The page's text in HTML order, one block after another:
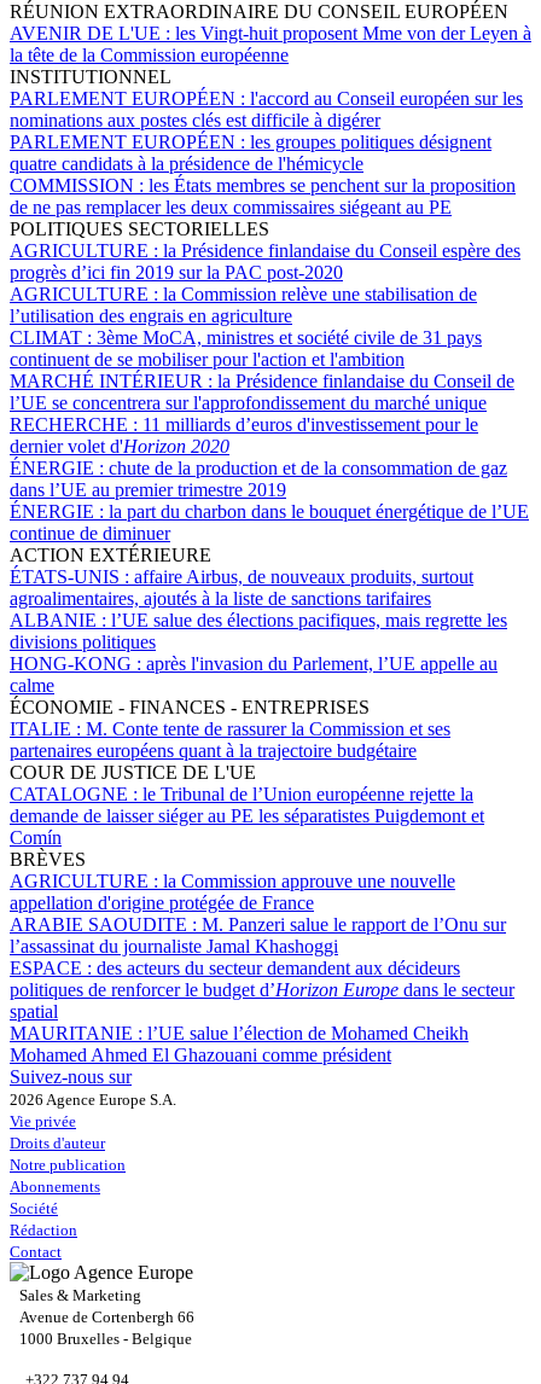
RÉUNION EXTRAORDINAIRE DU CONSEIL EUROPÉEN
AVENIR DE L'UE : les Vingt-huit proposent Mme von der Leyen à
la tête de la Commission européenne
INSTITUTIONNEL
PARLEMENT EUROPÉEN : l'accord au Conseil européen sur les
nominations aux postes clés est difficile à digérer
PARLEMENT EUROPÉEN : les groupes politiques désignent
quatre candidats à la présidence de l'hémicycle
COMMISSION : les États membres se penchent sur la proposition
de ne pas remplacer les deux commissaires siégeant au PE
POLITIQUES SECTORIELLES
AGRICULTURE : la Présidence finlandaise du Conseil espère des
progrès d’ici fin 2019 sur la PAC post-2020
AGRICULTURE : la Commission relève une stabilisation de
l’utilisation des engrais en agriculture
CLIMAT : 3ème MoCA, ministres et société civile de 31 pays
continuent de se mobiliser pour l'action et l'ambition
MARCHÉ INTÉRIEUR : la Présidence finlandaise du Conseil de
l’UE se concentrera sur l'approfondissement du marché unique
RECHERCHE : 11 milliards d’euros d'investissement pour le
dernier volet d'Horizon 2020
ÉNERGIE : chute de la production et de la consommation de gaz
dans l’UE au premier trimestre 2019
ÉNERGIE : la part du charbon dans le bouquet énergétique de l’UE
continue de diminuer
ACTION EXTÉRIEURE
ÉTATS-UNIS : affaire Airbus, de nouveaux produits, surtout
agroalimentaires, ajoutés à la liste de sanctions tarifaires
ALBANIE : l’UE salue des élections pacifiques, mais regrette les
divisions politiques
HONG-KONG : après l'invasion du Parlement, l’UE appelle au
calme
ÉCONOMIE - FINANCES - ENTREPRISES
ITALIE : M. Conte tente de rassurer la Commission et ses
partenaires européens quant à la trajectoire budgétaire
COUR DE JUSTICE DE L'UE
CATALOGNE : le Tribunal de l’Union européenne rejette la
demande de laisser siéger au PE les séparatistes Puigdemont et
Comín
BRÈVES
AGRICULTURE : la Commission approuve une nouvelle
appellation d'origine protégée de France
ARABIE SAOUDITE : M. Panzeri salue le rapport de l’Onu sur
l’assassinat du journaliste Jamal Khashoggi
ESPACE : des acteurs du secteur demandent aux décideurs
politiques de renforcer le budget d’Horizon Europe dans le secteur
spatial
MAURITANIE : l’UE salue l’élection de Mohamed Cheikh
Mohamed Ahmed El Ghazouani comme président
Suivez-nous sur
2026 Agence Europe S.A.
Vie privée
Droits d'auteur
Notre publication
Abonnements
Société
Rédaction
Contact
Sales & Marketing
Avenue de Cortenbergh 66
1000 Bruxelles - Belgique
+322 737 94 94